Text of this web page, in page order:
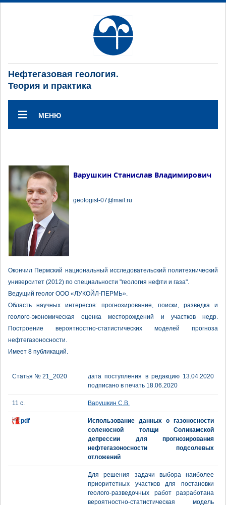
Нефтегазовая геология.
Теория и практика
МЕНЮ
Варушкин Станислав Владимирович
geologist-07@mail.ru
Окончил Пермский национальный исследовательский политехнический
университет (2012) по специальности "геология нефти и газа".
Ведущий геолог ООО «ЛУКОЙЛ-ПЕРМЬ».
Область научных интересов: прогнозирование, поиски, разведка и
геолого-экономическая оценка месторождений и участков недр.
Построение вероятностно-статистических моделей прогноза
нефтегазоносности.
Имеет 8 публикаций.
Статья № 21_2020
дата поступления в редакцию 13.04.2020
подписано в печать 18.06.2020
11 с. Варушкин С.В.
pdf
Использование данных о газоносности
соленосной толщи Соликамской
депрессии для прогнозирования
нефтегазоносности подсолевых
отложений
Для решения задачи выбора наиболее
приоритетных участков для постановки
геолого-разведочных работ разработана
вероятностно-статистическая модель